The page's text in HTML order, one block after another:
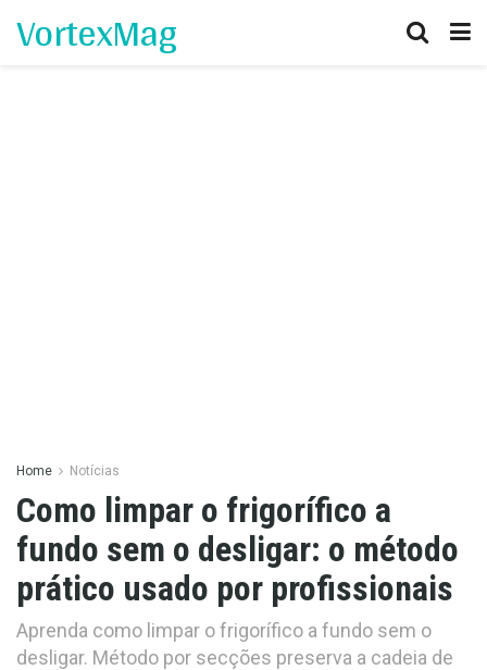
VortexMag
Home Notícias
Como limpar o frigorífico a
fundo sem o desligar: o método
prático usado por profissionais
Aprenda como limpar o frigorífico a fundo sem o
desligar. Método por secções preserva a cadeia de